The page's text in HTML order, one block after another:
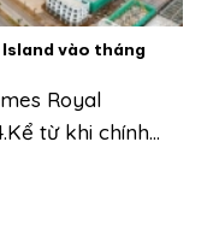
Island vào tháng
Royal
từ khi chính...